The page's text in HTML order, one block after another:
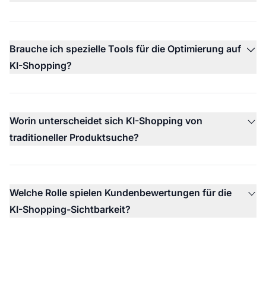
Brauche ich spezielle Tools für die Optimierung auf
KI-Shopping?
Worin unterscheidet sich KI-Shopping von
traditioneller Produktsuche?
Welche Rolle spielen Kundenbewertungen für die
KI-Shopping-Sichtbarkeit?